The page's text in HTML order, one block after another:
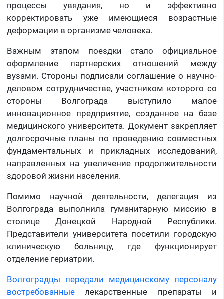
процессы увядания, но и эффективно
корректировать уже имеющиеся возрастные
деформации в организме человека.
Важным этапом поездки стало официальное
оформление партнерских отношений между
вузами. Стороны подписали соглашение о научно-
деловом сотрудничестве, участником которого со
стороны Волгограда выступило малое
инновационное предприятие, созданное на базе
медицинского университета. Документ закрепляет
долгосрочные планы по проведению совместных
фундаментальных и прикладных исследований,
направленных на увеличение продолжительности
здоровой жизни населения.
Помимо научной деятельности, делегация из
Волгограда выполнила гуманитарную миссию в
столице Донецкой Народной Республики.
Представители университета посетили городскую
клиническую больницу, где функционирует
отделение гериатрии.
Волгоградцы передали медицинскому персоналу
востребованныелекарственные препараты и